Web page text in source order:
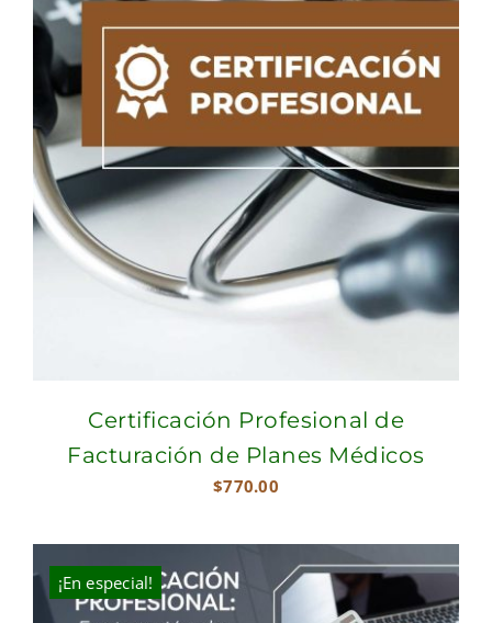
Certificación Profesional de
Facturación de Planes Médicos
$770.00
¡En especial!